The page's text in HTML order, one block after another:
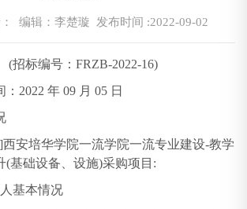
编辑：李楚璇 发布时间 :2022-09-02
(招标编号：FRZB-2022-16)
2022 年 09 月 05 日
西安培华学院一流学院一流专业建设-教学
(基础设备、设施)采购项目:
基本情况